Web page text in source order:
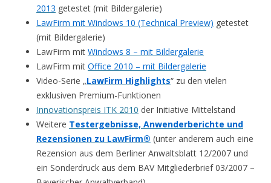
2013 getestet (mit Bildergalerie)
LawFirm mit Windows 10 (Technical Preview) getestet
(mit Bildergalerie)
LawFirm mit Windows 8 – mit Bildergalerie
LawFirm mit Office 2010 – mit Bildergalerie
Video-Serie „LawFirm Highlights“ zu den vielen
exklusiven Premium-Funktionen
Innovationspreis ITK 2010 der Initiative Mittelstand
Weitere Testergebnisse, Anwenderberichte und
Rezensionen zu LawFirm® (unter anderem auch eine
Rezension aus dem Berliner Anwaltsblatt 12/2007 und
ein Sonderdruck aus dem BAV Mitgliederbrief 03/2007 –